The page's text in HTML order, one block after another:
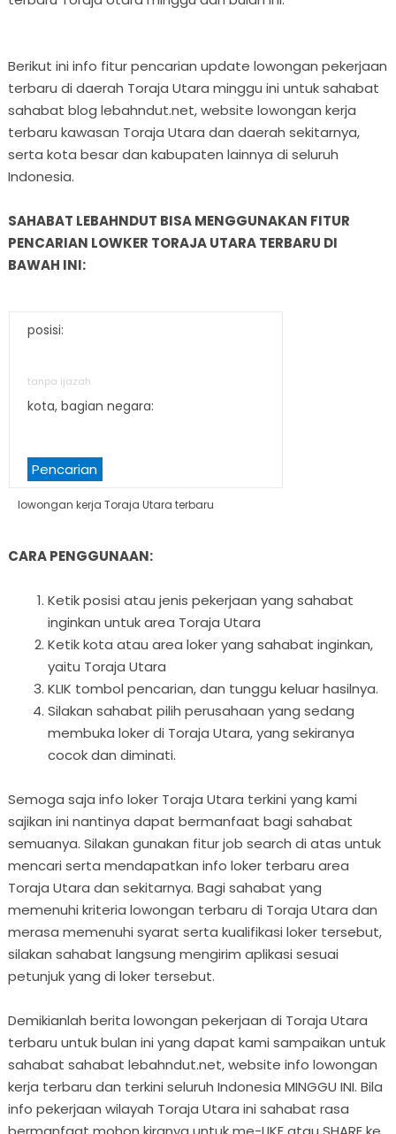
Berikut ini info fitur pencarian update lowongan pekerjaan
terbaru di daerah Toraja Utara minggu ini untuk sahabat
sahabat blog lebahndut.net, website lowongan kerja
terbaru kawasan Toraja Utara dan daerah sekitarnya,
serta kota besar dan kabupaten lainnya di seluruh
Indonesia.
SAHABAT LEBAHNDUT BISA MENGGUNAKAN FITUR
PENCARIAN LOWKER TORAJA UTARA TERBARU DI
BAWAH INI:
posisi:
tanpa ijazah
kota, bagian negara:
Pencarian
lowongan kerja Toraja Utara terbaru
CARA PENGGUNAAN:
Ketik posisi atau jenis pekerjaan yang sahabat
inginkan untuk area Toraja Utara
Ketik kota atau area loker yang sahabat inginkan,
yaitu Toraja Utara
KLIK tombol pencarian, dan tunggu keluar hasilnya.
Silakan sahabat pilih perusahaan yang sedang
membuka loker di Toraja Utara, yang sekiranya
cocok dan diminati.
Semoga saja info loker Toraja Utara terkini yang kami
sajikan ini nantinya dapat bermanfaat bagi sahabat
semuanya. Silakan gunakan fitur job search di atas untuk
mencari serta mendapatkan info loker terbaru area
Toraja Utara dan sekitarnya. Bagi sahabat yang
memenuhi kriteria lowongan terbaru di Toraja Utara dan
merasa memenuhi syarat serta kualifikasi loker tersebut,
silakan sahabat langsung mengirim aplikasi sesuai
petunjuk yang di loker tersebut.
Demikianlah berita lowongan pekerjaan di Toraja Utara
terbaru untuk bulan ini yang dapat kami sampaikan untuk
sahabat sahabat lebahndut.net, website info lowongan
kerja terbaru dan terkini seluruh Indonesia MINGGU INI. Bila
info pekerjaan wilayah Toraja Utara ini sahabat rasa